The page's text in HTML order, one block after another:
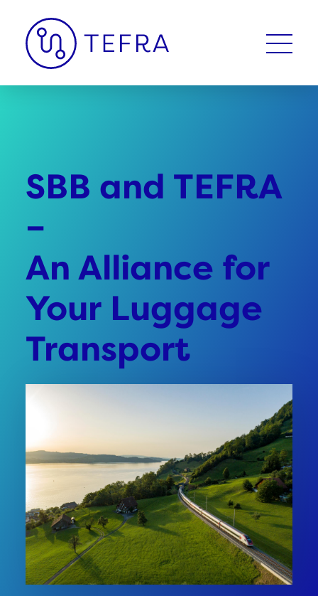
SBB and TEFRA
–
An Alliance for
Your Luggage
Transport